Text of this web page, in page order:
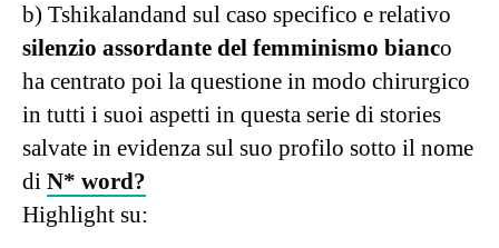
b) Tshikalandand sul caso specifico e relativo
silenzio assordante del femminismo bianco
ha centrato poi la questione in modo chirurgico
in tutti i suoi aspetti in questa serie di stories
salvate in evidenza sul suo profilo sotto il nome
di N* word?
Highlight su: